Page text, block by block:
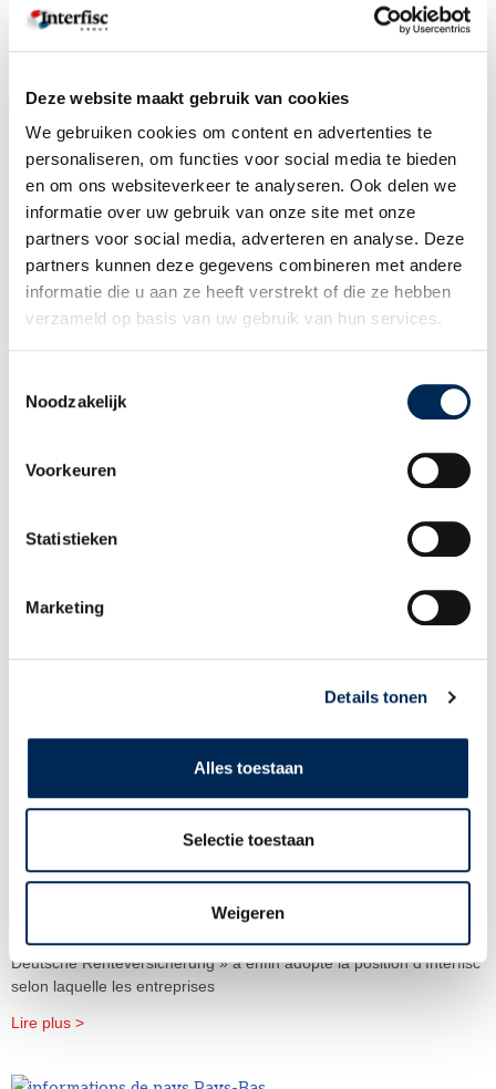
Deze website maakt gebruik van cookies
We gebruiken cookies om content en advertenties te
personaliseren, om functies voor social media te bieden
en om ons websiteverkeer te analyseren. Ook delen we
informatie over uw gebruik van onze site met onze
partners voor social media, adverteren en analyse. Deze
partners kunnen deze gegevens combineren met andere
informatie die u aan ze heeft verstrekt of die ze hebben
verzameld op basis van uw gebruik van hun services.
Noodzakelijk
Voorkeuren
Statistieken
Marketing
Details tonen
Alles toestaan
Selectie toestaan
Weigeren
S'implanter à l'étranger & administration financière (6)
Webinaires et formations (1)
Pays
Allemagne (9)
Belgique (10)
International
(38)
Pays-Bas (43)
Toute la clarté sur la cotisation dite « Insolvenzgeldumlage »
En 2014, après une procédure qui a duré des années, la «
Deutsche Renteversicherung » a enfin adopté la position d’Interfisc
selon laquelle les entreprises
Lire plus >